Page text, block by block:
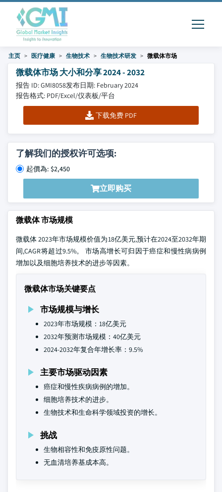
主页 医疗健康 生物技术 生物技术研发 微载体市场
微载体市场 大小和分享 2024 - 2032
报告 ID: GMI8058发布日期: February 2024
报告格式: PDF/Excel/仪表板/平台
下载免费 PDF
了解我们的授权许可选项:
起價為: $2,450
立即购买
微载体 市场规模
微载体 2023年市场规模价值为18亿美元,预计在2024至2032年期
间,CAGR将超过9.5%。 市场高增长可归因于癌症和慢性病病例
增加以及细胞培养技术的进步等因素。
微载体市场关键要点
市场规模与增长
2023年市场规模：18亿美元
2032年预测市场规模：40亿美元
2024-2032年复合年增长率：9.5%
主要市场驱动因素
癌症和慢性疾病病例的增加。
细胞培养技术的进步。
生物技术和生命科学领域投资的增长。
挑战
生物相容性和免疫原性问题。
无血清培养基成本高。